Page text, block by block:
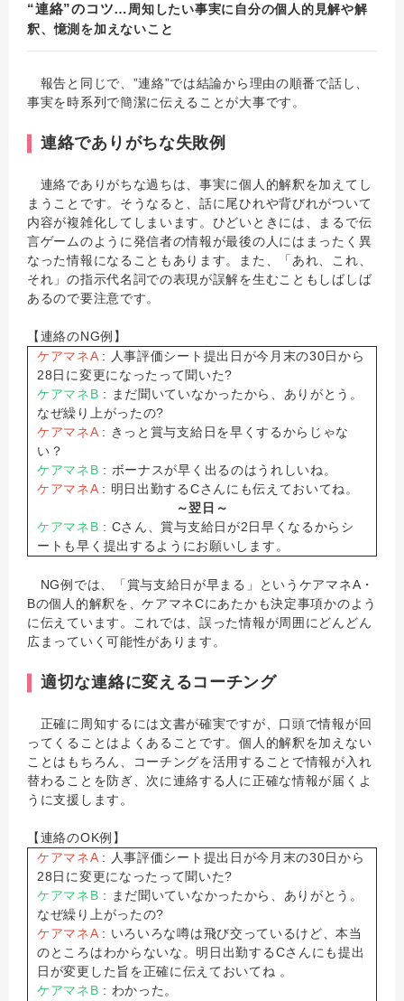
“連絡”のコツ…周知したい事実に自分の個人的見解や解
釈、憶測を加えないこと
報告と同じで、”連絡”では結論から理由の順番で話し、
事実を時系列で簡潔に伝えることが大事です。
連絡でありがちな失敗例
連絡でありがちな過ちは、事実に個人的解釈を加えてし
まうことです。そうなると、話に尾ひれや背びれがついて
内容が複雑化してしまいます。ひどいときには、まるで伝
言ゲームのように発信者の情報が最後の人にはまったく異
なった情報になることもあります。また、「あれ、これ、
それ」の指示代名詞での表現が誤解を生むこともしばしば
あるので要注意です。
【連絡のNG例】
ケアマネA: 人事評価シート提出日が今月末の30日から
28日に変更になったって聞いた?
ケアマネB : まだ聞いていなかったから、ありがとう。
なぜ繰り上がったの?
ケアマネA: きっと賞与支給日を早くするからじゃな
い？
ケアマネB : ボーナスが早く出るのはうれしいね。
ケアマネA: 明日出勤するCさんにも伝えておいてね。
～翌日～
ケアマネB : Cさん、賞与支給日が2日早くなるからシ
ートも早く提出するようにお願いします。
NG例では、「賞与支給日が早まる」というケアマネA・
Bの個人的解釈を、ケアマネCにあたかも決定事項かのよう
に伝えています。これでは、誤った情報が周囲にどんどん
広まっていく可能性があります。
適切な連絡に変えるコーチング
正確に周知するには文書が確実ですが、口頭で情報が回
ってくることはよくあることです。個人的解釈を加えない
ことはもちろん、コーチングを活用することで情報が入れ
替わることを防ぎ、次に連絡する人に正確な情報が届くよ
うに支援します。
【連絡のOK例】
ケアマネA: 人事評価シート提出日が今月末の30日から
28日に変更になったって聞いた?
ケアマネB : まだ聞いていなかったから、ありがとう。
なぜ繰り上がったの?
ケアマネA: いろいろな噂は飛び交っているけど、本当
のところはわからないな。明日出勤するCさんにも提出
日が変更した旨を正確に伝えておいてね 。
ケアマネB : わかった。